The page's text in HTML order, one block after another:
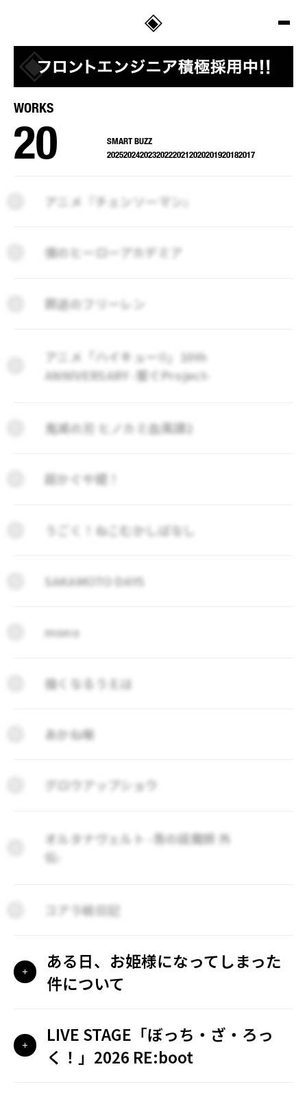
SALT
WORKS
20
2025
2024
2023
2022
2021
2020
2019
2018
2017
202520242023202220212020201920182017
SMART BUZZ
アニメ『チェンソーマン』
僕のヒーローアカデミア
葬送のフリーレン
アニメ「ハイキュー!!」10th
ANNIVERSARY -繋ぐProject-
鬼滅の刃 ヒノカミ血風譚2
超かぐや姫！
うごく！ねこむかしばなし
SAKAMOTO DAYS
mono
描くなるうえは
あかね噺
グロウアップショウ
オルタナヴェルト -青の祓魔師 外
伝-
コアラ絵日記
ある日、お姫様になってしまった
件について
LIVE STAGE「ぼっち・ざ・ろっ
く！」2026 RE:boot